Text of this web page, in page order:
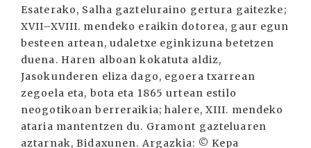
Esaterako, Salha gazteluraino gertura gaitezke;
XVII–XVIII. mendeko eraikin dotorea, gaur egun
besteen artean, udaletxe eginkizuna betetzen
duena. Haren alboan kokatuta aldiz,
Jasokunderen eliza dago, egoera txarrean
zegoela eta, bota eta 1865 urtean estilo
neogotikoan berreraikia; halere, XIII. mendeko
ataria mantentzen du. Gramont gazteluaren
aztarnak, Bidaxunen. Argazkia: © Kepa